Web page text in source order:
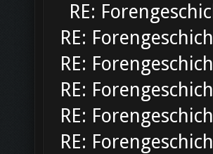
RE:
RE:
RE:
RE:
RE:
RE: